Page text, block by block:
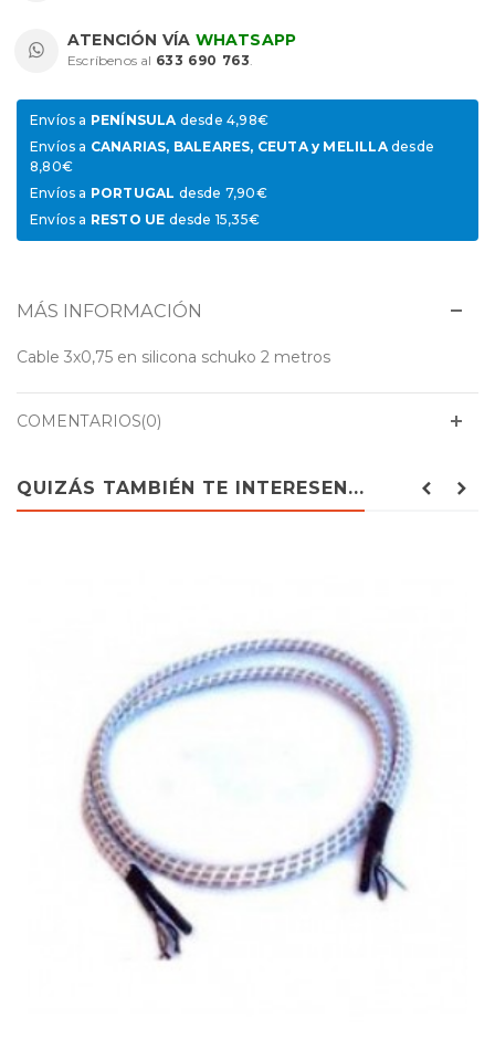
ATENCIÓN VÍA WHATSAPP
Escríbenos al 633 690 763.
Envíos a PENÍNSULAdesde 4,98€
Envíos a CANARIAS, BALEARES, CEUTA y MELILLAdesde
8,80€
Envíos a PORTUGAL desde 7,90€
Envíos a RESTO UE desde 15,35€
MÁS INFORMACIÓN
Cable 3x0,75 en silicona schuko 2 metros
COMENTARIOS(0)
QUIZÁS TAMBIÉN TE INTERESEN...